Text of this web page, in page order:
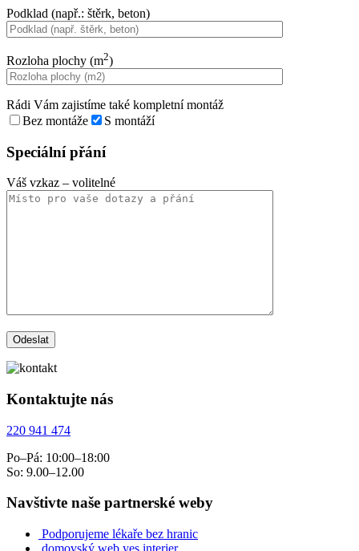
Podklad (např.: štěrk, beton)
Rozloha plochy (m2)
Rádi Vám zajistíme také kompletní montáž
Bez montáže
S montáží
Speciální přání
Váš vzkaz – volitelné
Kontaktujte nás
220 941 474
Po–Pá: 10:00–18:00
So: 9.00–12.00
Navštivte naše partnerské weby
Podporujeme lékaře bez hranic